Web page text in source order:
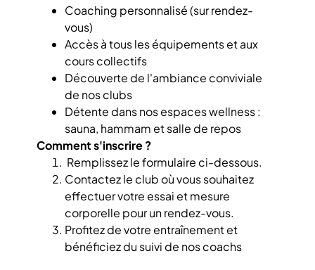
Coaching personnalisé (sur rendez-
vous)
Accès à tous les équipements et aux
cours collectifs
Découverte de l'ambiance conviviale
de nos clubs
Détente dans nos espaces wellness :
sauna, hammam et salle de repos
Comment s'inscrire ?
Remplissez le formulaire ci-dessous.
Contactez le club où vous souhaitez
effectuer votre essai et mesure
corporelle pour un rendez-vous.
Profitez de votre entraînement et
bénéficiez du suivi de nos coachs